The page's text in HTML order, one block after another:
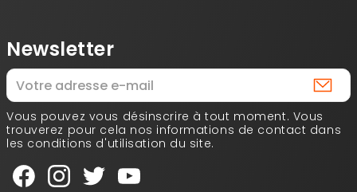
Newsletter
Vous pouvez vous désinscrire à tout moment. Vous
trouverez pour cela nos informations de contact dans
les conditions d'utilisation du site.